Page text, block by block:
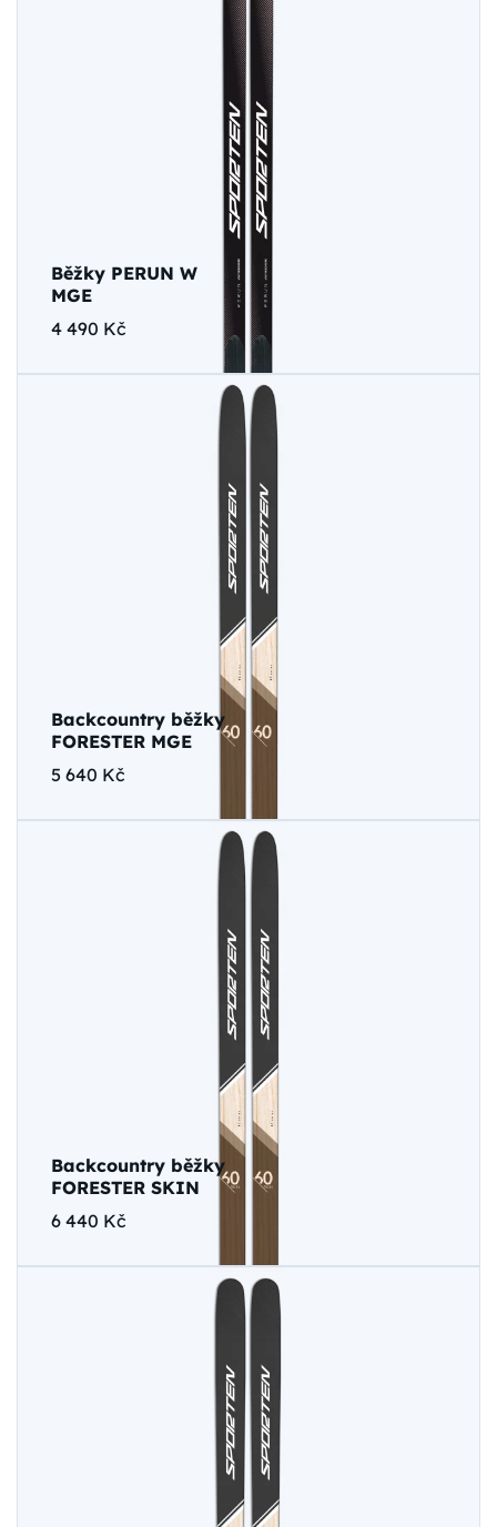
Běžky PERUN W
MGE
4 490 Kč
Backcountry běžky
FORESTER MGE
5 640 Kč
Backcountry běžky
FORESTER SKIN
6 440 Kč